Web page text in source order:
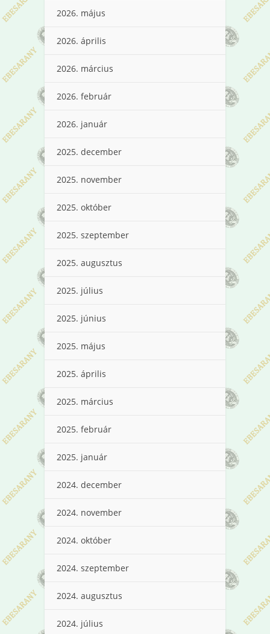
2026. május
2026. április
2026. március
2026. február
2026. január
2025. december
2025. november
2025. október
2025. szeptember
2025. augusztus
2025. július
2025. június
2025. május
2025. április
2025. március
2025. február
2025. január
2024. december
2024. november
2024. október
2024. szeptember
2024. augusztus
2024. július